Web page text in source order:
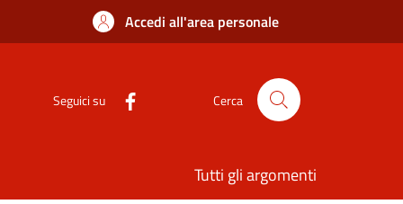
Accedi all'area personale
Seguici su Cerca
Tutti gli argomenti